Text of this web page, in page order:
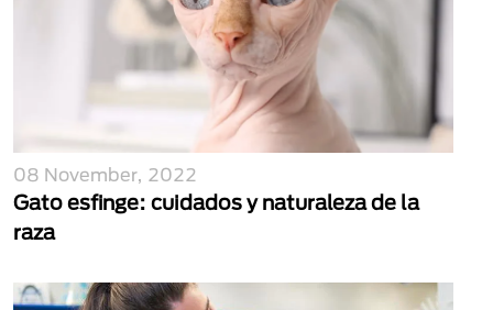
08 November, 2022
Gato esfinge: cuidados y naturaleza de la
raza